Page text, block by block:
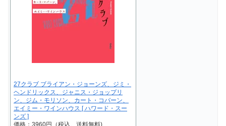
27クラブ ブライアン・ジョーンズ、ジミ・
ヘンドリックス、ジャニス・ジョップリ
ン、ジム・モリソン、カート・コバーン、
エイミー・ワインハウス [ ハワード・スー
ンズ ]